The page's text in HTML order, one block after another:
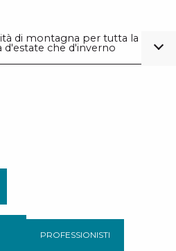
di montagna per tutta la
d'estate che d'inverno
PROFESSIONISTI